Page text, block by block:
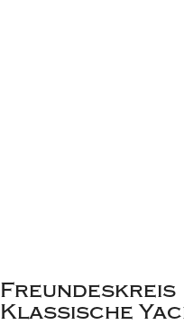
Freundeskreis
Klassische